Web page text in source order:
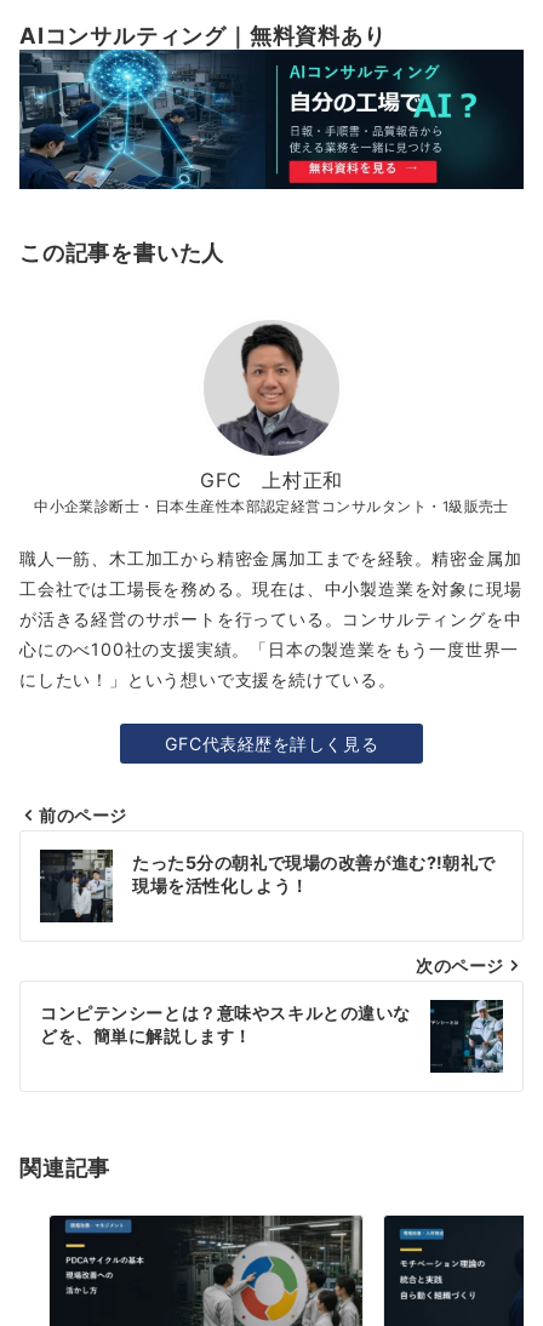
AIコンサルティング｜無料資料あり
この記事を書いた人
GFC 上村正和
中小企業診断士・日本生産性本部認定経営コンサルタント・1級販売士
職人一筋、木工加工から精密金属加工までを経験。精密金属加
工会社では工場長を務める。現在は、中小製造業を対象に現場
が活きる経営のサポートを行っている。コンサルティングを中
心にのべ100社の支援実績。「日本の製造業をもう一度世界一
にしたい！」という想いで支援を続けている。
GFC代表経歴を詳しく見る
投
稿
ナ
ビ
ゲ
シ
ン
前のページ
たった5分の朝礼で現場の改善が進む⁈朝礼で
現場を活性化しよう！
次のページ
コンピテンシーとは？意味やスキルとの違いな
どを、簡単に解説します！
関連記事